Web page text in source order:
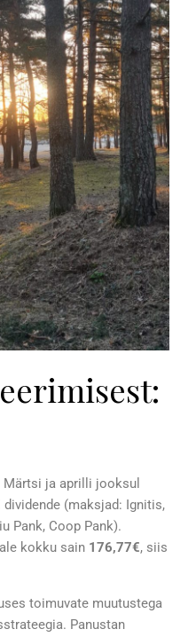
ja aprilli jooksul
dividende (maksjad: Ignitis,
Pank, Coop Pank).
kokku sain 176,77€, siis
toimuvate muutustega
Panustan